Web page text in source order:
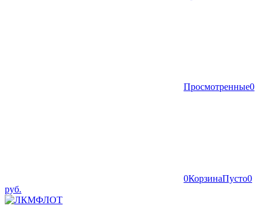
Просмотренные0
0КорзинаПусто0
руб.